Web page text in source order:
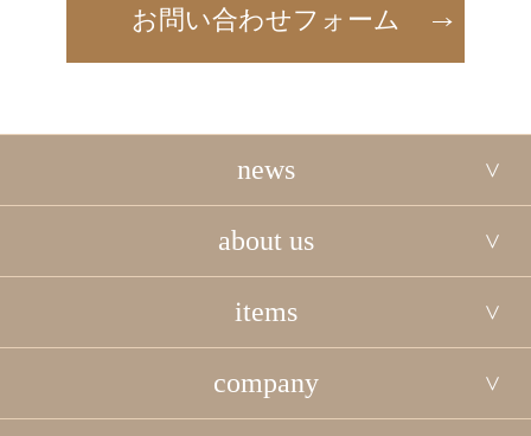
お問い合わせフォーム
news
about us
items
company